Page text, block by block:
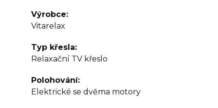
Výrobce
Vitarelax
Typ křesla
Relaxační TV křeslo
Polohování
Elektrické se dvěma motory